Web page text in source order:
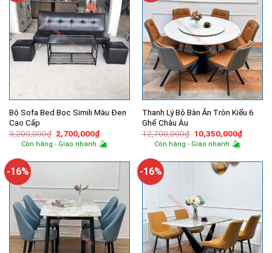
Bộ Sofa Bed Bọc Simili Màu Đen
Cao Cấp
3,200,000₫ Giá
gốc
là:
2,700,000₫Giá
hiện
tại
2,700,000₫.
Còn hàng - Giao nhanh
Thanh Lý Bộ Bàn Ăn Tròn Kiểu 6
Ghế Châu Âu
12,700,000₫ Giá
gốc
là:
10,350,000₫Giá
hiện
Còn hàng - Giao nhanh
-16% -16%